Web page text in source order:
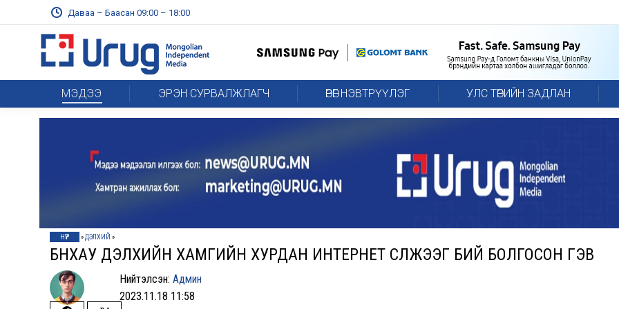
Даваа – Баасан 09:00 – 18:00
МЭДЭЭ ЭРЭН СУРВАЛЖЛАГЧ ӨРӨГ НЭВТРҮҮЛЭГ УЛС ТӨРИЙН ЗАДЛАН
НҮҮР »ДЭЛХИЙ »
БНХАУ ДЭЛХИЙН ХАМГИЙН ХУРДАН ИНТЕРНЕТ СҮЛЖЭЭГ БИЙ БОЛГОСОН ГЭВ
Нийтэлсэн:Админ
2023.11.18 11:58